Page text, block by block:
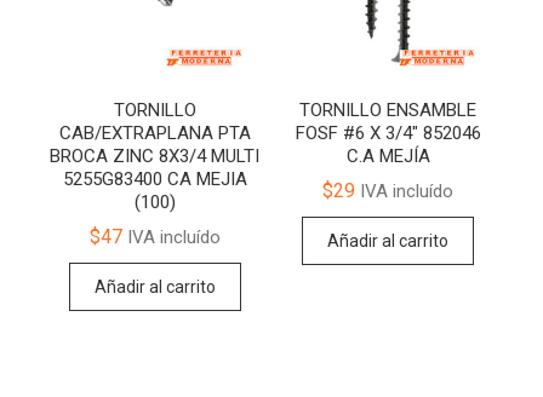
TORNILLO
CAB/EXTRAPLANA PTA
BROCA ZINC 8X3/4 MULTI
5255G83400 CA MEJIA
(100)
$47IVA incluído
Añadir al carrito
TORNILLO ENSAMBLE
FOSF #6 X 3/4″ 852046
C.A MEJÍA
$29 IVA incluído
Añadir al carrito